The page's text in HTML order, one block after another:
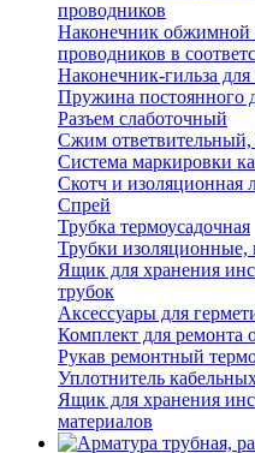
проводников
Наконечник обжимной
проводников в
Наконечник-гильза
Пружина постоянного
Разъем слаботочный
Сжим ответвительный,
Система маркировки
Скотч и изоляционная
Спрей
Трубка термоусадочная
Трубки изоляционные,
Ящик для хранения
трубок
Аксессуары для
Комплект для ремонта
Рукав ремонтный
Уплотнитель
Ящик для хранения
материалов